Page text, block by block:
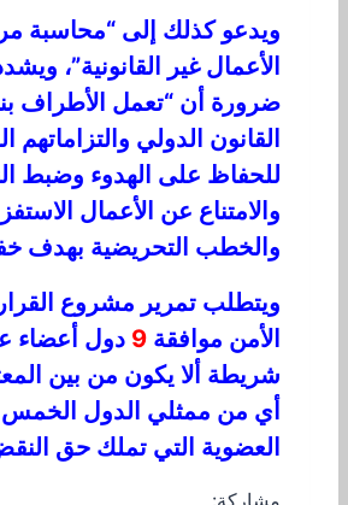
ويدعو كذلك إلى “محاسبة
الأعمال غير القانونية”،
ضرورة أن “تعمل الأطراف
القانون الدولي والتزاماتهم
للحفاظ على الهدوء وضبط
والامتناع عن الأعمال
والخطب التحريضية بهدف
ويتطلب تمرير مشروع
الأمن موافقة 9 دول أعضاء
شريطة ألا يكون من بين
أي من ممثلي الدول الخمس
العضوية التي تملك حق
مشاركة: